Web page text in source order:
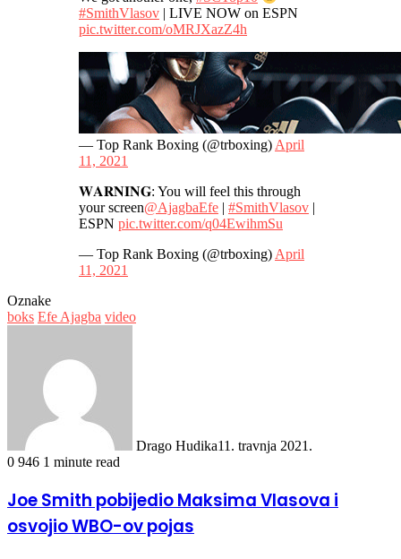
#SmithVlasov | LIVE NOW on ESPN
pic.twitter.com/oMRJXazZ4h
— Top Rank Boxing (@trboxing) April
11, 2021
𝐖𝐀𝐑𝐍𝐈𝐍𝐆: You will feel this through
your screen@AjagbaEfe | #SmithVlasov |
ESPN pic.twitter.com/q04EwihmSu
— Top Rank Boxing (@trboxing) April
11, 2021
Oznake
boks Efe Ajagba video
Drago Hudika11. travnja 2021.
0 946 1 minute read
Joe Smith pobijedio Maksima Vlasova i
osvojio WBO-ov pojas